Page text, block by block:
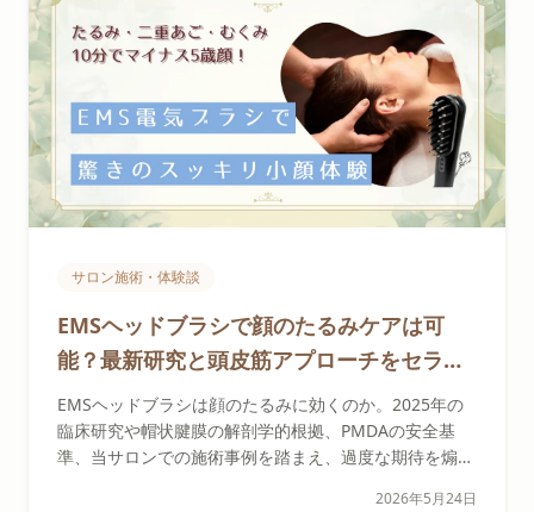
サロン施術・体験談
EMSヘッドブラシで顔のたるみケアは可
能？最新研究と頭皮筋アプローチをセラピ
ストが解説
EMSヘッドブラシは顔のたるみに効くのか。2025年の
臨床研究や帽状腱膜の解剖学的根拠、PMDAの安全基
準、当サロンでの施術事例を踏まえ、過度な期待を煽ら
2026年5月24日